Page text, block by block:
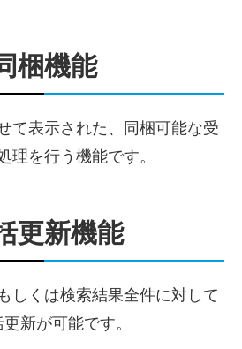
梱機能
て表示された、同梱可能な受
理を行う機能です。
更新機能
しくは検索結果全件に対して
新が可能です。